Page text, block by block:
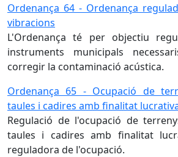
Ordenança 64 - Ordenança
vibracions
L'Ordenança té per objectiu
instruments municipals
corregir la contaminació acústica.
Ordenança 65 - Ocupació de
taules i cadires amb finalitat
Regulació de l'ocupació de
taules i cadires amb finalitat
reguladora de l'ocupació.